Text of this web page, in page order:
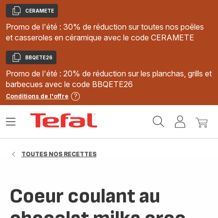
Copier
CERAMETE
Promo de l'été : 30% de réduction sur toutes nos poêles
et casseroles en céramique avec le code CERAMETE
Copier
BBQETE26
Promo de l'été : 20% de réduction sur les planchas, grills et
barbecues avec le code BBQETE26
Conditions de l'offre
MonMon
Ouvrir
TOUTES NOS RECETTES
Coeur coulant au